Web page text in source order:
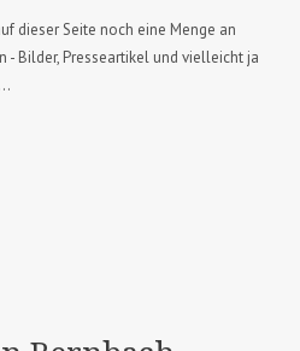
dieser Seite noch eine Menge an
- Bilder, Presseartikel und vielleicht ja